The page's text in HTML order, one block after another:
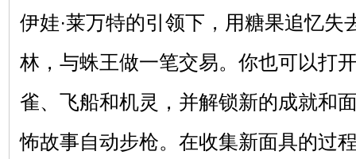
伊娃·莱万特的引领下，用糖果追忆失
林，与蛛王做一笔交易。你也可以打
雀、飞船和机灵，并解锁新的成就和
怖故事自动步枪。在收集新面具的过